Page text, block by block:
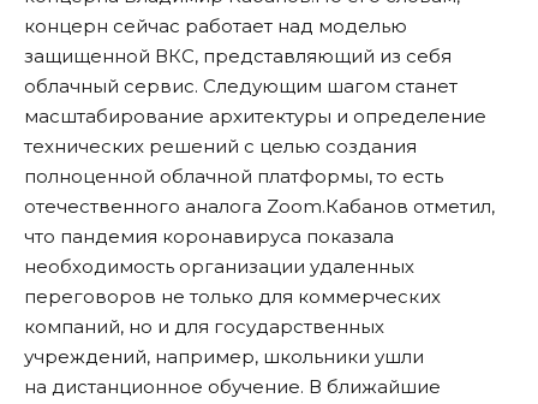
концерн сейчас работает над моделью
защищенной ВКС, представляющий из себя
облачный сервис. Следующим шагом станет
масштабирование архитектуры и определение
технических решений с целью создания
полноценной облачной платформы, то есть
отечественного аналога Zoom.Кабанов отметил,
что пандемия коронавируса показала
необходимость организации удаленных
переговоров не только для коммерческих
компаний, но и для государственных
учреждений, например, школьники ушли
на дистанционное обучение. В ближайшие